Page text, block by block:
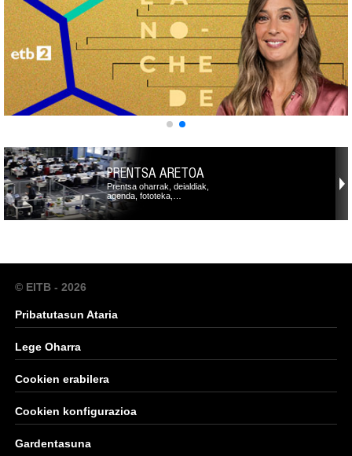
PRENTSA ARETOA
Prentsa oharrak, deialdiak,
agenda, fototeka,…
© EITB - 2026
Pribatutasun Ataria
Lege Oharra
Cookien erabilera
Cookien konfigurazioa
Gardentasuna